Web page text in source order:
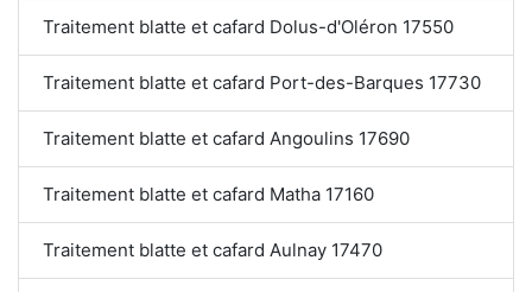
Traitement blatte et cafard Dolus-d'Oléron 17550
Traitement blatte et cafard Port-des-Barques 17730
Traitement blatte et cafard Angoulins 17690
Traitement blatte et cafard Matha 17160
Traitement blatte et cafard Aulnay 17470